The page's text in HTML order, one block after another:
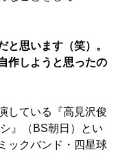
思います（笑）。
作しようと思ったの
している『高見沢俊
』（BS朝日）とい
ックバンド・四星球